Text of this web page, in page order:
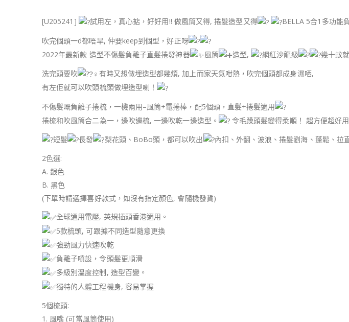
[U205241] 試用左，真心掂，好好用!! 做風筒又得, 捲髮造型又得
BELLA 5合1多功能
吹完個頭一d都唔旱, 仲要keep到個型，好正呀
2022年最新款 造型不傷髮負離子直髮捲發神器
風筒 造型, 網紅沙龍級 幾十蚊
洗完頭要吹
有時又想做埋造型都幾煩, 加上而家天氣咁熱，吹完個頭都成身濕哂,
有左佢就可以吹頭梳頭做埋造型喇！
不傷髮嘅負離子捲梳，一機兩用–風筒+電捲棒，配5個頭，直髮+捲髮適用
捲梳和吹風筒合二為一，邊吹邊梳, 一邊吹乾一邊造型。
令毛躁頭髮變得柔順！ 超方便超好用
短髮
長發 梨花頭、BoBo頭，都可以吹出
內扣、外翻、波浪、捲髮劉海、蓬鬆、拉
2色選:
A. 銀色
B. 黑色
(下單時請選擇喜好款式，如沒有指定顏色, 會隨機發貨)
全球通用電壓, 英規插頭香港適用。
5款梳頭, 可跟據不同造型隨意更換
強勁風力快速吹乾
負離子噴設，令頭髮更順滑
多級別溫度控制, 造型百變。
獨特的人體工程機身, 容易掌握
5個梳頭:
1. 風嘴 (可當風筒使用)